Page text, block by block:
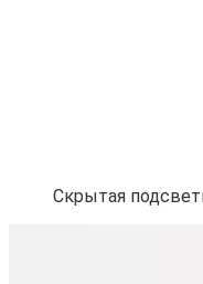
Скрытая